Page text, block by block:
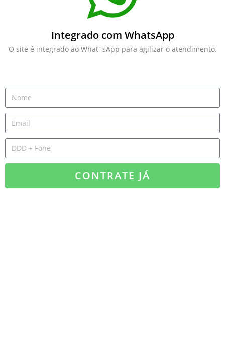
Integrado com WhatsApp
O site é integrado ao What´sApp para agilizar o atendimento.
CONTRATE JÁ